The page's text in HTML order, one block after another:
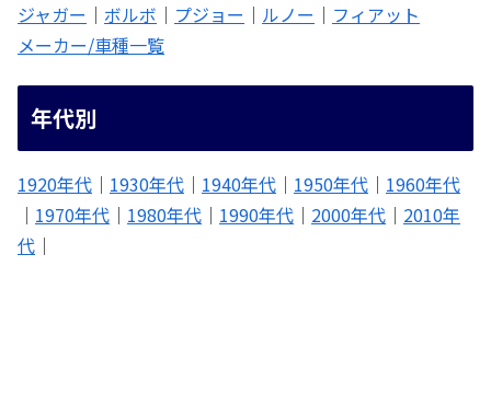
ジャガー ｜ ボルボ ｜ プジョー ｜ ルノー ｜ フィアット
メーカー/車種一覧
年代別
1920年代 ｜ 1930年代 ｜ 1940年代 ｜ 1950年代 ｜ 1960年代
｜ 1970年代 ｜ 1980年代 ｜ 1990年代 ｜ 2000年代 ｜ 2010年
代 ｜